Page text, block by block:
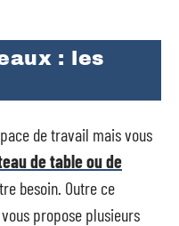
: les
de travail mais vous
de table ou de
besoin. Outre ce
propose plusieurs